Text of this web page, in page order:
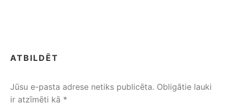
ATBILDĒT
Jūsu e-pasta adrese netiks publicēta. Obligātie lauki
ir atzīmēti kā *